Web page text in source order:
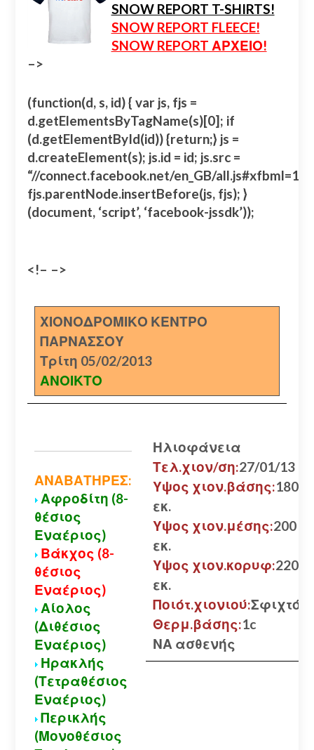
SNOW REPORT T-SHIRTS!
SNOW REPORT FLEECE!
SNOW REPORT ΑΡΧΕΙΟ!
–>
(function(d, s, id) { var js, fjs =
d.getElementsByTagName(s)[0]; if
(d.getElementById(id)) {return;} js =
d.createElement(s); js.id = id; js.src =
“//connect.facebook.net/en_GB/
fjs.parentNode.insertBefore(js, fjs); }
(document, ‘script’, ‘facebook-jssdk’));
<!– –>
ΧΙΟΝΟΔΡΟΜΙΚΟ ΚΕΝΤΡΟ
ΠΑΡΝΑΣΣΟΥ
Τρίτη 05/02/2013
ΑΝΟΙΚΤΟ
ΑΝΑΒΑΤΗΡΕΣ:
Αφροδίτη (8-
θέσιος
Εναέριος)
Βάκχος (8-
θέσιος
Εναέριος)
Αίολος
(Διθέσιος
Εναέριος)
Ηρακλής
(Τετραθέσιος
Εναέριος)
Περικλής
(Μονοθέσιος
Ηλιοφάνεια
Τελ.χιον/ση:27/01/13
Υψος χιον.βάσης:180
εκ.
Υψος χιον.μέσης:200
εκ.
Υψος χιον.κορυφ:220
εκ.
Ποιότ.χιονιού:Σφιχτό
Θερμ.βάσης:1c
ΝΑ ασθενής